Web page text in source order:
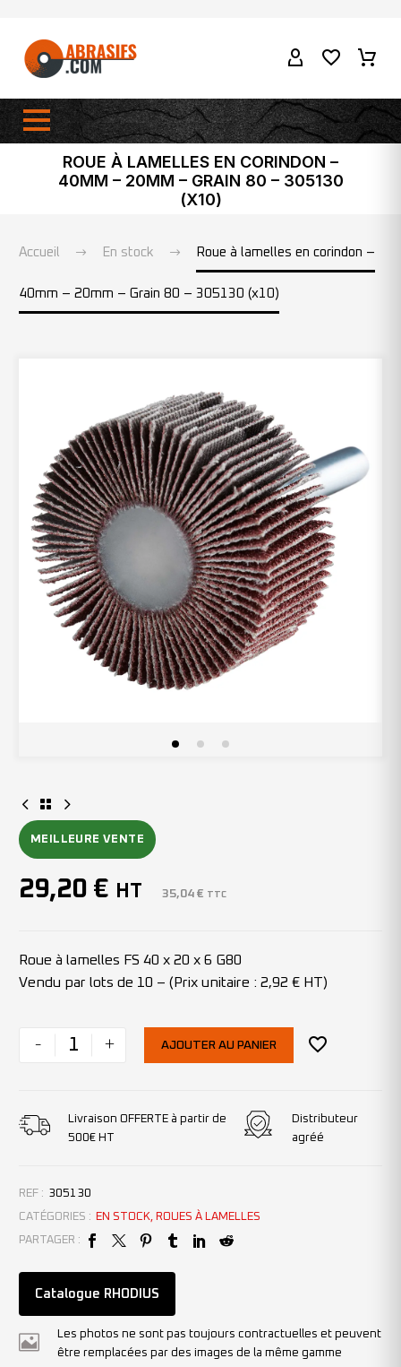
ROUE À LAMELLES EN CORINDON –
40MM – 20MM – GRAIN 80 – 305130
(X10)
Accueil En stock Roue à lamelles en corindon –
40mm – 20mm – Grain 80 – 305130 (x10)
MEILLEURE VENTE
29,20 € HT 35,04 € TTC
Roue à lamelles FS 40 x 20 x 6 G80
Vendu par lots de 10 – (Prix unitaire : 2,92 € HT)
- + AJOUTER AU PANIER
Livraison OFFERTE à partir de
500€ HT
Distributeur
agréé
REF : 305130
CATÉGORIES :
EN STOCK, ROUES À LAMELLES
PARTAGER :
Catalogue RHODIUS
Les photos ne sont pas toujours contractuelles et peuvent
être remplacées par des images de la même gamme